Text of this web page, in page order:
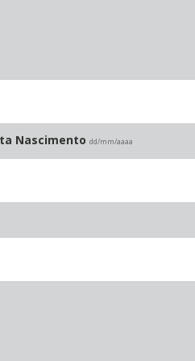
Nascimento dd/mm/aaaa